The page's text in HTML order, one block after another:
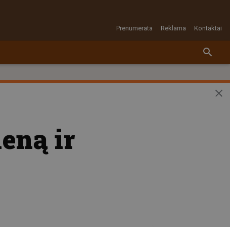
Prenumerata Reklama Kontaktai
ir